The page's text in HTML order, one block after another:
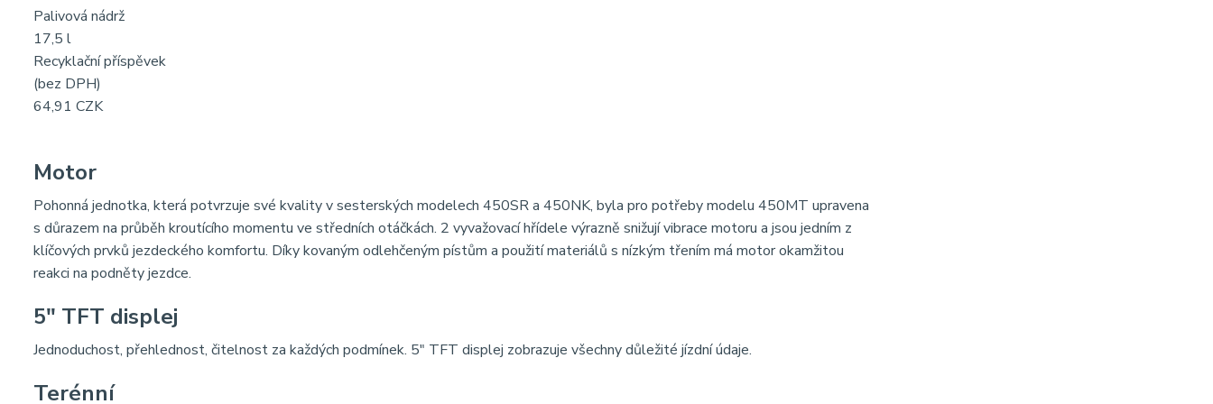
Palivová nádrž
17,5 l
Recyklační příspěvek
(bez DPH)
64,91 CZK
Motor
Pohonná jednotka, která potvrzuje své kvality v sesterských modelech 450SR a 450NK, byla pro potřeby modelu 450MT upravena
s důrazem na průběh kroutícího momentu ve středních otáčkách. 2 vyvažovací hřídele výrazně snižují vibrace motoru a jsou jedním z
klíčových prvků jezdeckého komfortu. Díky kovaným odlehčeným pístům a použití materiálů s nízkým třením má motor okamžitou
reakci na podněty jezdce.
5″ TFT displej
Jednoduchost, přehlednost, čitelnost za každých podmínek. 5″ TFT displej zobrazuje všechny důležité jízdní údaje.
Terénní